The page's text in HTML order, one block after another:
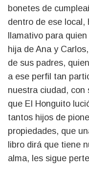
bonetes de
dentro de ese local,
llamativo para
hija de Ana y
de sus padres,
a ese perfil tan
nuestra ciudad, con
que El Honguito
tantos hijos de
propiedades, que
libro dirá que tiene
alma, les sigue